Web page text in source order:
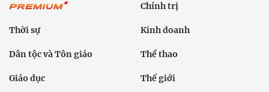
Chính trị
Thời sự Kinh doanh
Dân tộc và Tôn giáo Thể thao
Giáo dục Thế giới